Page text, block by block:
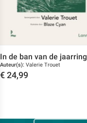
In de ban van de jaarring
Auteur(s): Valerie Trouet
€ 24,99